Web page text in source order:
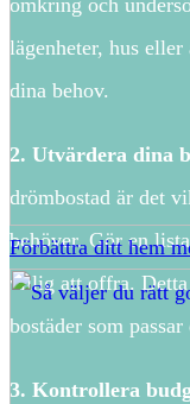
Förbättra ditt hem
omkring och
lägenheter, hus
dina behov.
2. Utvärdera dina
drömbostad är det
behöver. Gör en
villig att offra. Detta
bostäder som
3. Kontrollera